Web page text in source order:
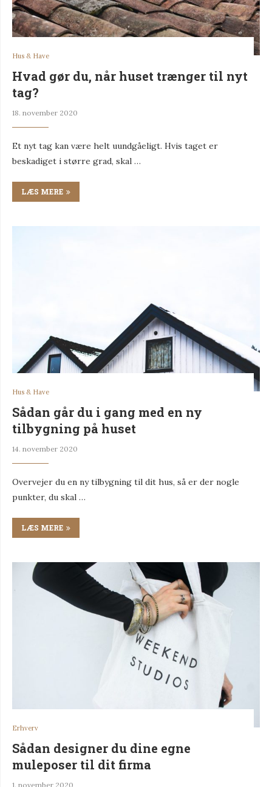
Hus & Have
Hvad gør du, når huset trænger til nyt
tag?
18. november 2020
Et nyt tag kan være helt uundgåeligt. Hvis taget er
beskadiget i større grad, skal …
LÆS MERE
Hus & Have
Sådan går du i gang med en ny
tilbygning på huset
14. november 2020
Overvejer du en ny tilbygning til dit hus, så er der nogle
punkter, du skal …
LÆS MERE
Erhverv
Sådan designer du dine egne
muleposer til dit firma
1. november 2020